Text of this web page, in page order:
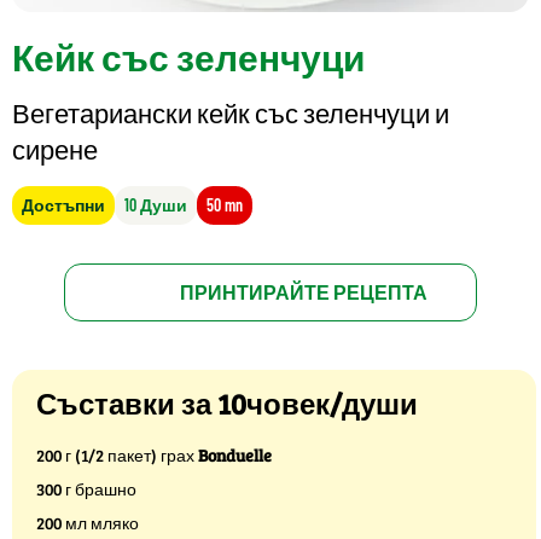
Кейк със зеленчуци
Вегетариански кейк със зеленчуци и
сирене
Достъпни 10 Души 50 mn
ПРИНТИРАЙТЕ РЕЦЕПТА
Съставки за 10човек/души
200 г (1/2 пакет) грахBonduelle
300 г брашно
200 мл мляко